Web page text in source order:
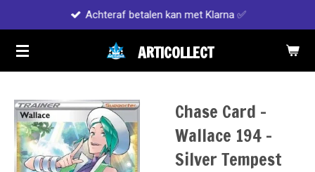
naar
de
ARTICOLLECT
Achteraf betalen kan met Klarna ✅
Chase Card -
Wallace 194 -
Silver Tempest